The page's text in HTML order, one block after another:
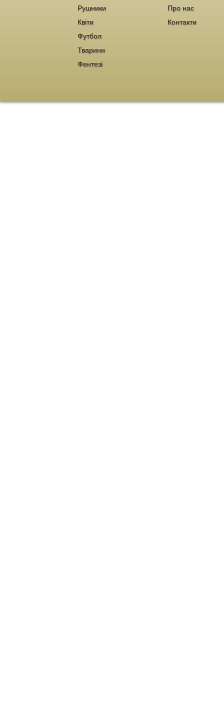
Про нас
Контакти
Рушники
Квіти
Футбол
Тварини
Фентезі